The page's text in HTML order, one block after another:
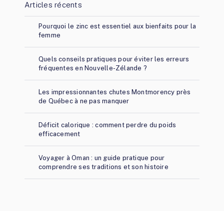
Articles récents
Pourquoi le zinc est essentiel aux bienfaits pour la
femme
Quels conseils pratiques pour éviter les erreurs
fréquentes en Nouvelle-Zélande ?
Les impressionnantes chutes Montmorency près
de Québec à ne pas manquer
Déficit calorique : comment perdre du poids
efficacement
Voyager à Oman : un guide pratique pour
comprendre ses traditions et son histoire